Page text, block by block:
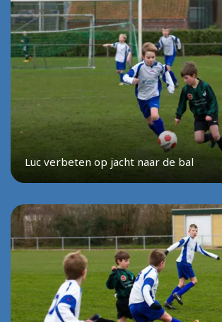
Luc verbeten op jacht naar de bal